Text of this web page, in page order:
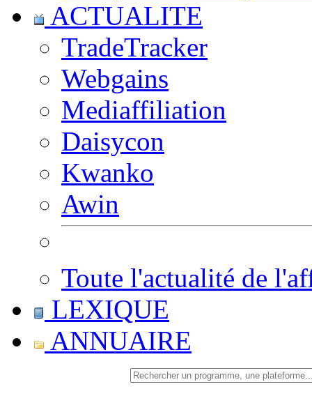
ACTUALITE
TradeTracker
Webgains
Mediaffiliation
Daisycon
Kwanko
Awin
Toute l'actualité de
LEXIQUE
ANNUAIRE